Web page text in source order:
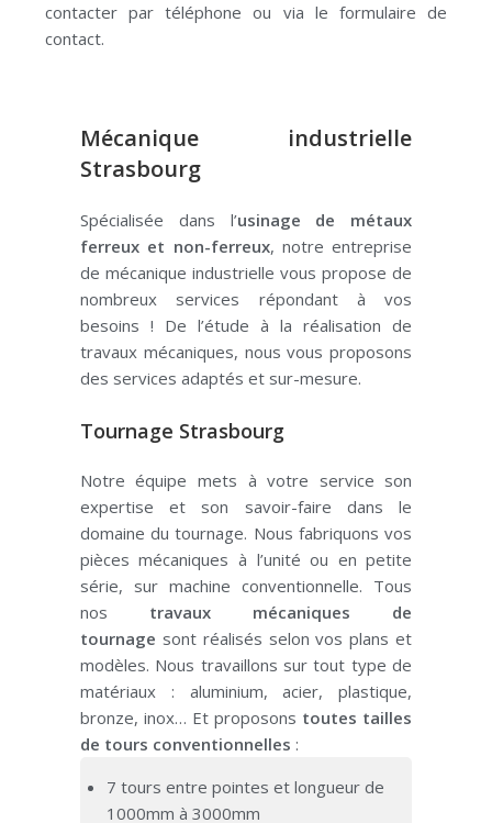
contacter par téléphone ou via le formulaire de
contact.
Mécanique industrielle
Strasbourg
Spécialisée dans l’usinage de métaux
ferreux et non-ferreux, notre entreprise
de mécanique industrielle vous propose de
nombreux services répondant à vos
besoins ! De l’étude à la réalisation de
travaux mécaniques, nous vous proposons
des services adaptés et sur-mesure.
Tournage Strasbourg
Notre équipe mets à votre service son
expertise et son savoir-faire dans le
domaine du tournage. Nous fabriquons vos
pièces mécaniques à l’unité ou en petite
série, sur machine conventionnelle. Tous
nos travaux mécaniques de
tournage sont réalisés selon vos plans et
modèles. Nous travaillons sur tout type de
matériaux : aluminium, acier, plastique,
bronze, inox… Et proposons toutes tailles
de tours conventionnelles :
7 tours entre pointes et longueur de
1000mm à 3000mm